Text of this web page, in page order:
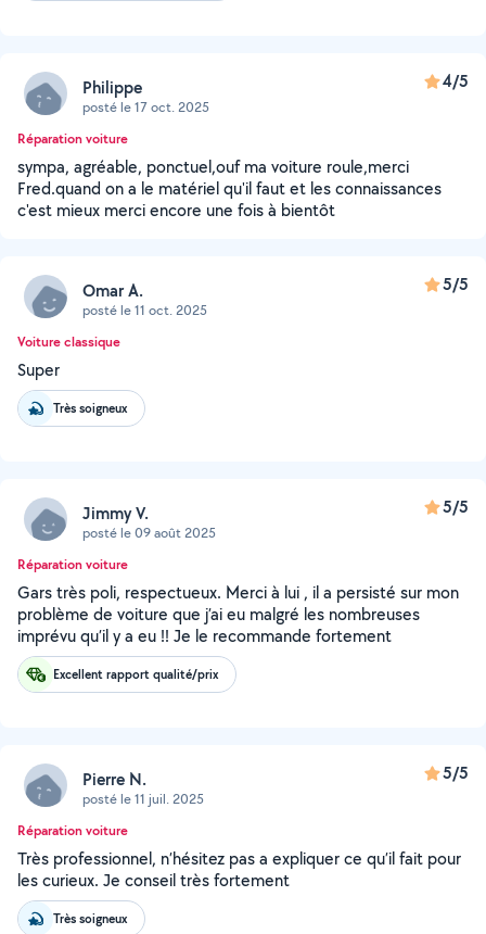
Philippe
posté le 17 oct. 2025
4/5
Réparation voiture
sympa, agréable, ponctuel,ouf ma voiture roule,merci
Fred.quand on a le matériel qu'il faut et les connaissances
c'est mieux merci encore une fois à bientôt
Omar A.
posté le 11 oct. 2025
5/5
Voiture classique
Super
Très soigneux
Jimmy V.
posté le 09 août 2025
5/5
Réparation voiture
Gars très poli, respectueux. Merci à lui , il a persisté sur mon
problème de voiture que j’ai eu malgré les nombreuses
imprévu qu’il y a eu !! Je le recommande fortement
Excellent rapport qualité/prix
Pierre N.
posté le 11 juil. 2025
5/5
Réparation voiture
Très professionnel, n’hésitez pas a expliquer ce qu’il fait pour
les curieux. Je conseil très fortement
Très soigneux